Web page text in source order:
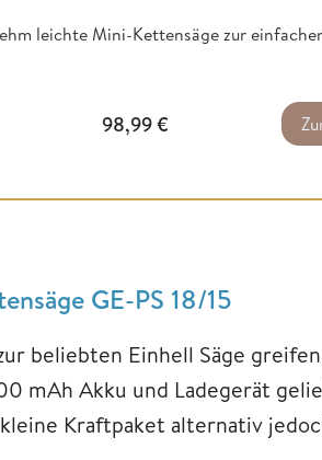
leichte Mini-Kettensäge zur
98,99€
GE-PS 18/15
beliebten Einhell Säge
mAh Akku und Ladegerät
Kraftpaket alternativ